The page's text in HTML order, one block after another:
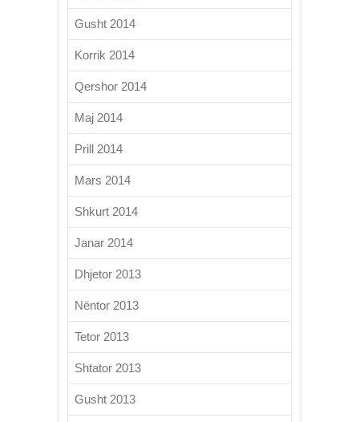
Gusht 2014
Korrik 2014
Qershor 2014
Maj 2014
Prill 2014
Mars 2014
Shkurt 2014
Janar 2014
Dhjetor 2013
Nëntor 2013
Tetor 2013
Shtator 2013
Gusht 2013